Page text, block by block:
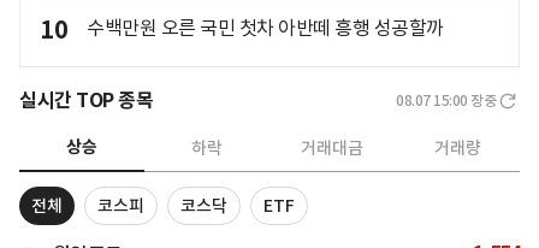
10 수백만원 오른 국민 첫차 아반떼 흥행 성공할까
실시간 TOP 종목 08.07 15:00 장중
상승 하락 거래대금 거래량
전체 코스피 코스닥 ETF